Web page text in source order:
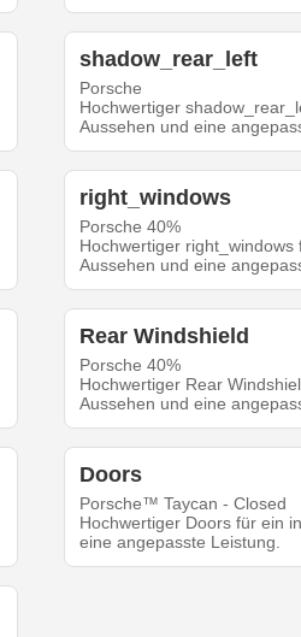
shadow_rear_left
Porsche
Hochwertiger
Aussehen und eine
right_windows
Porsche 40%
Hochwertiger right_windows
Aussehen und eine
Rear Windshield
Porsche 40%
Hochwertiger Rear
Aussehen und eine
Doors
Porsche™ Taycan - Closed
Hochwertiger Doors für ein
eine angepasste Leistung.